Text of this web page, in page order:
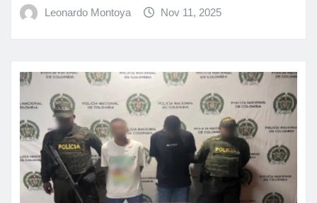
Leonardo Montoya Nov 11, 2025